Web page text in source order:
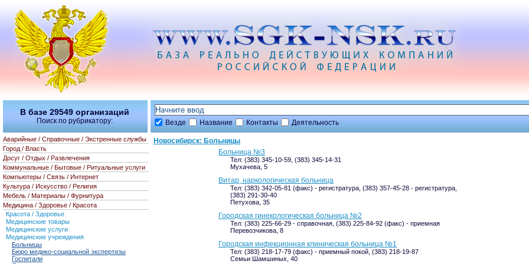
Везде Название Контакты Деятельность
Новосибирск: Больницы
Больница №3
Тел: (383) 345-10-59, (383) 345-14-31
Мухачева, 5
Витар, наркологическая больница
Тел: (383) 342-05-81 (факс) - регистратура, (383) 357-45-28 - регистратура,
(383) 291-30-40
Петухова, 35
Городская гинекологическая больница №2
Тел: (383) 225-66-29 - справочная, (383) 225-84-92 (факс) - приемная
Перевозчикова, 8
Городская инфекционная клиническая больница №1
Тел: (383) 218-17-79 (факс) - приемный покой, (383) 218-19-87
Семьи Шамшиных, 40
В базе 29549 организаций
Поиск по рубрикатору:
Аварийные / Справочные / Экстренные службы
Город / Власть
Досуг / Отдых / Развлечения
Коммунальные / Бытовые / Ритуальные услуги
Компьютеры / Связь / Интернет
Культура / Искусство / Религия
Мебель / Материалы / Фурнитура
Медицина / Здоровье / Красота
Красота / Здоровье
Медицинские товары
Медицинские услуги
Медицинские учреждения
Больницы
Бюро медико-социальной экспертизы
Госпитали